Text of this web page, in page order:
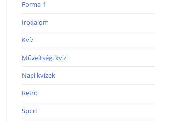
Forma-1
Irodalom
Kvíz
Műveltségi kvíz
Napi kvízek
Retró
Sport